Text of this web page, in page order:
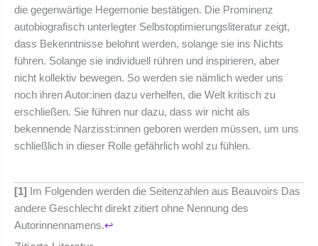
die gegenwärtige Hegemonie bestätigen. Die Prominenz
autobiografisch unterlegter Selbstoptimierungsliteratur zeigt,
dass Bekenntnisse belohnt werden, solange sie ins Nichts
führen. Solange sie individuell rühren und inspirieren, aber
nicht kollektiv bewegen. So werden sie nämlich weder uns
noch ihren Autor:inen dazu verhelfen, die Welt kritisch zu
erschließen. Sie führen nur dazu, dass wir nicht als
bekennende Narzisst:innen geboren werden müssen, um uns
schließlich in dieser Rolle gefährlich wohl zu fühlen.
[1]
Im Folgenden werden die Seitenzahlen aus Beauvoirs Das
andere Geschlecht direkt zitiert ohne Nennung des
Autorinnennamens.↩︎